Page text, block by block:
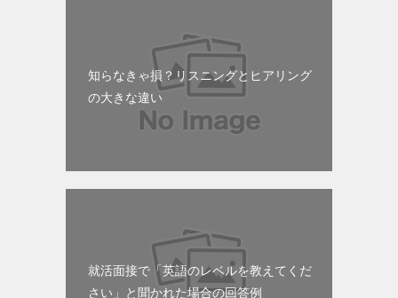
知らなきゃ損？リスニングとヒアリング
の大きな違い
就活面接で「英語のレベルを教えてくだ
さい」と聞かれた場合の回答例